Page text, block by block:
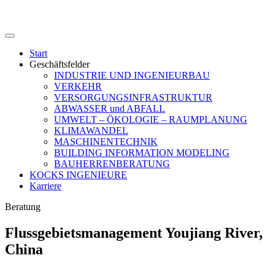
Start
Geschäftsfelder
INDUSTRIE UND INGENIEURBAU
VERKEHR
VERSORGUNGSINFRASTRUKTUR
ABWASSER und ABFALL
UMWELT – ÖKOLOGIE – RAUMPLANUNG
KLIMAWANDEL
MASCHINENTECHNIK
BUILDING INFORMATION MODELING
BAUHERRENBERATUNG
KOCKS INGENIEURE
Karriere
Beratung
Flussgebietsmanagement Youjiang River,
China